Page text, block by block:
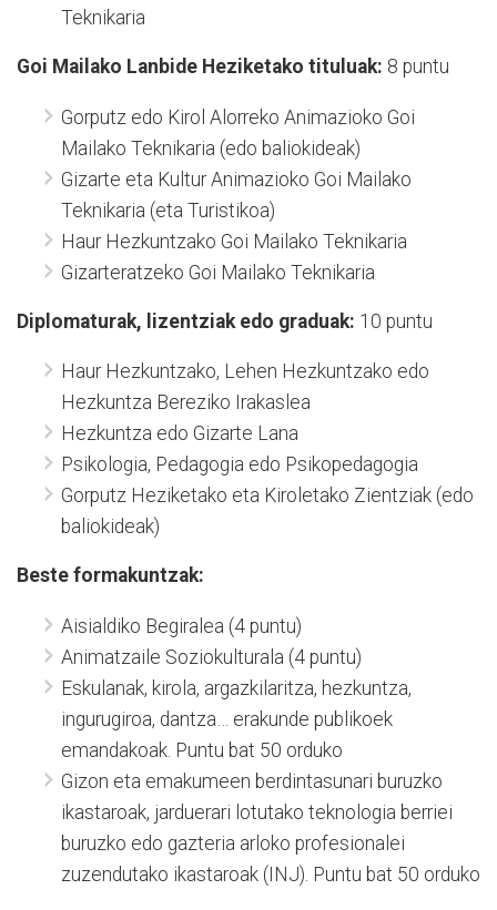
Teknikaria
Goi Mailako Lanbide Heziketako tituluak: 8 puntu
Gorputz edo Kirol Alorreko Animazioko Goi
Mailako Teknikaria (edo baliokideak)
Gizarte eta Kultur Animazioko Goi Mailako
Teknikaria (eta Turistikoa)
Haur Hezkuntzako Goi Mailako Teknikaria
Gizarteratzeko Goi Mailako Teknikaria
Diplomaturak, lizentziak edo graduak: 10 puntu
Haur Hezkuntzako, Lehen Hezkuntzako edo
Hezkuntza Bereziko Irakaslea
Hezkuntza edo Gizarte Lana
Psikologia, Pedagogia edo Psikopedagogia
Gorputz Heziketako eta Kiroletako Zientziak (edo
baliokideak)
Beste formakuntzak:
Aisialdiko Begiralea (4 puntu)
Animatzaile Soziokulturala (4 puntu)
Eskulanak, kirola, argazkilaritza, hezkuntza,
ingurugiroa, dantza… erakunde publikoek
emandakoak. Puntu bat 50 orduko
Gizon eta emakumeen berdintasunari buruzko
ikastaroak, jarduerari lotutako teknologia berriei
buruzko edo gazteria arloko profesionalei
zuzendutako ikastaroak (INJ). Puntu bat 50 orduko